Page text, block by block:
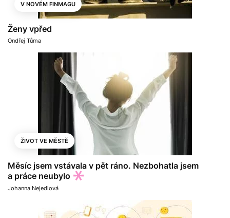
V NOVÉM FINMAGU
Ženy vpřed
Ondřej Tůma
ŽIVOT VE MĚSTĚ
Měsíc jsem vstávala v pět ráno. Nezbohatla jsem
a práce neubylo
Johanna Nejedlová